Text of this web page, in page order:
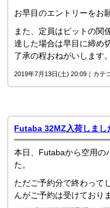
お早目のエントリーをお
また、定員はピットの関
達した場合は早目に締め
了承の程おねがいします。
2019年7月13日(土) 20:09｜カテ
Futaba 32MZ入荷しまし
本日、Futabaから空用の
た。
ただご予約分で終わって
んがご予約は受けており